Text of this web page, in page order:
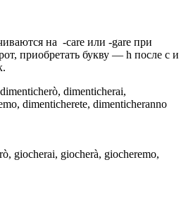
на -care или -gare при
приобретать букву — h после c и
dimenticherai,
dimenticherete, dimenticheranno
giocherai, giocherà, giocheremo,